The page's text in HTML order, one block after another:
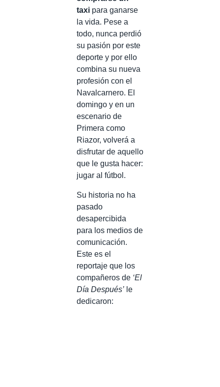
taxi para ganarse
la vida. Pese a
todo, nunca perdió
su pasión por este
deporte y por ello
combina su nueva
profesión con el
Navalcarnero. El
domingo y en un
escenario de
Primera como
Riazor, volverá a
disfrutar de aquello
que le gusta hacer:
jugar al fútbol.
Su historia no ha
pasado
desapercibida
para los medios de
comunicación.
Este es el
reportaje que los
compañeros de ‘El
Día Después’ le
dedicaron: